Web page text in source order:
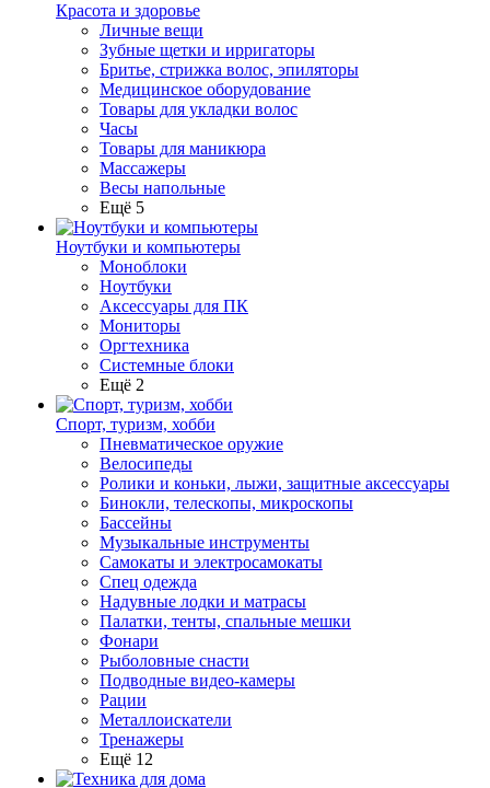
Красота и здоровье
Личные вещи
Зубные щетки и ирригаторы
Бритье, стрижка волос, эпиляторы
Медицинское оборудование
Товары для укладки волос
Часы
Товары для маникюра
Массажеры
Весы напольные
Ещё 5
Ноутбуки и компьютеры
Моноблоки
Ноутбуки
Аксессуары для ПК
Мониторы
Оргтехника
Системные блоки
Ещё 2
Спорт, туризм, хобби
Пневматическое оружие
Велосипеды
Ролики и коньки, лыжи, защитные аксессуары
Бинокли, телескопы, микроскопы
Бассейны
Музыкальные инструменты
Самокаты и электросамокаты
Спец одежда
Надувные лодки и матрасы
Палатки, тенты, спальные мешки
Фонари
Рыболовные снасти
Подводные видео-камеры
Рации
Металлоискатели
Тренажеры
Ещё 12